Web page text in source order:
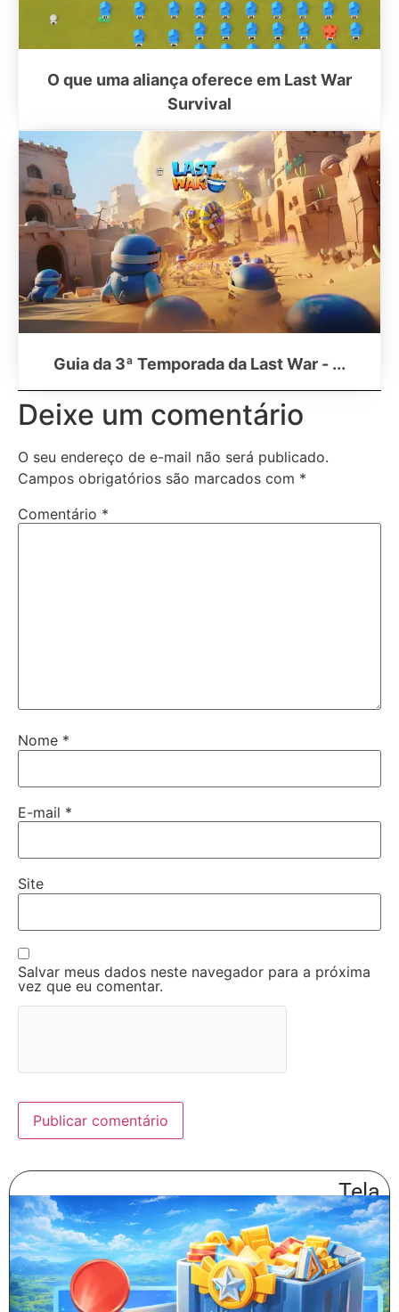
O que uma aliança oferece em Last War
Survival
Guia da 3ª Temporada da Last War - ...
Deixe um comentário
O seu endereço de e-mail não será publicado.
Campos obrigatórios são marcados com *
Comentário *
Nome *
E-mail *
Site
Salvar meus dados neste navegador para a próxima
vez que eu comentar.
Tela